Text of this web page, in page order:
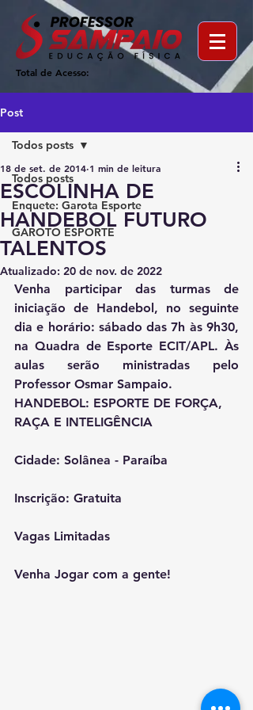
Total de Acesso:
Post
Todos posts
Enquete: Garota Esporte
GAROTO ESPORTE
Todos posts
ESCOLINHA DE
HANDEBOL FUTURO
TALENTOS
18 de set. de 2014 1 min de leitura
Atualizado: 20 de nov. de 2022
Venha participar das turmas de
iniciação de Handebol, no seguinte
dia e horário: sábado das 7h às 9h30,
na Quadra de Esporte ECIT/APL. Às
aulas serão ministradas pelo
Professor Osmar Sampaio.
HANDEBOL: ESPORTE DE FORÇA,
RAÇA E INTELIGÊNCIA
Cidade: Solânea - Paraíba
Inscrição: Gratuita
Vagas Limitadas
Venha Jogar com a gente!